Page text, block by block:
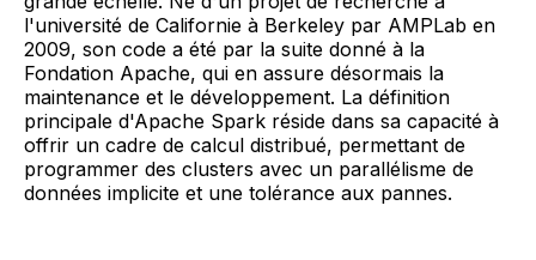
l'université de Californie à Berkeley par AMPLab en
2009, son code a été par la suite donné à la
Fondation Apache, qui en assure désormais la
maintenance et le développement. La définition
principale d'Apache Spark réside dans sa capacité à
offrir un cadre de calcul distribué, permettant de
programmer des clusters avec un parallélisme de
données implicite et une tolérance aux pannes.